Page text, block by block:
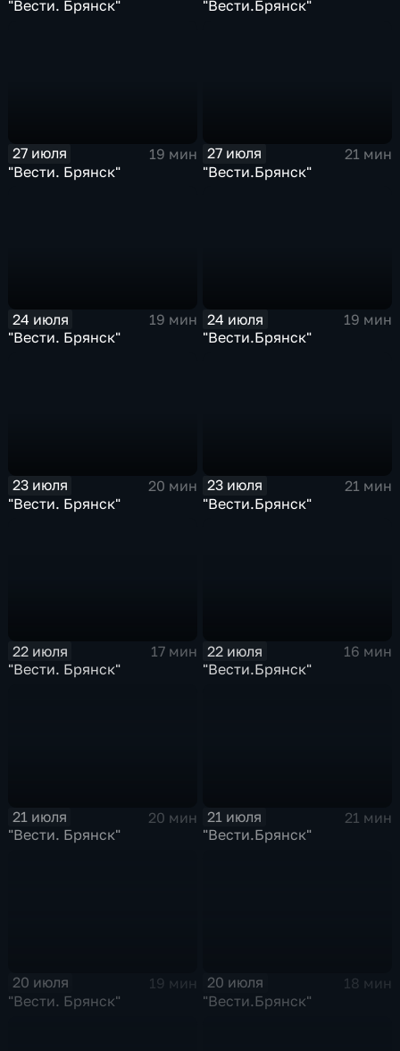
"Вести. Брянск" "Вести.Брянск"
27 июля
19 мин
"Вести. Брянск"
27 июля
21 мин
"Вести.Брянск"
24 июля
19 мин
"Вести. Брянск"
24 июля
19 мин
"Вести.Брянск"
23 июля
20 мин
"Вести. Брянск"
23 июля
21 мин
"Вести.Брянск"
22 июля
17 мин
"Вести. Брянск"
22 июля
16 мин
"Вести.Брянск"
21 июля
20 мин
"Вести. Брянск"
21 июля
21 мин
"Вести.Брянск"
20 июля
19 мин
"Вести. Брянск"
20 июля
18 мин
"Вести.Брянск"